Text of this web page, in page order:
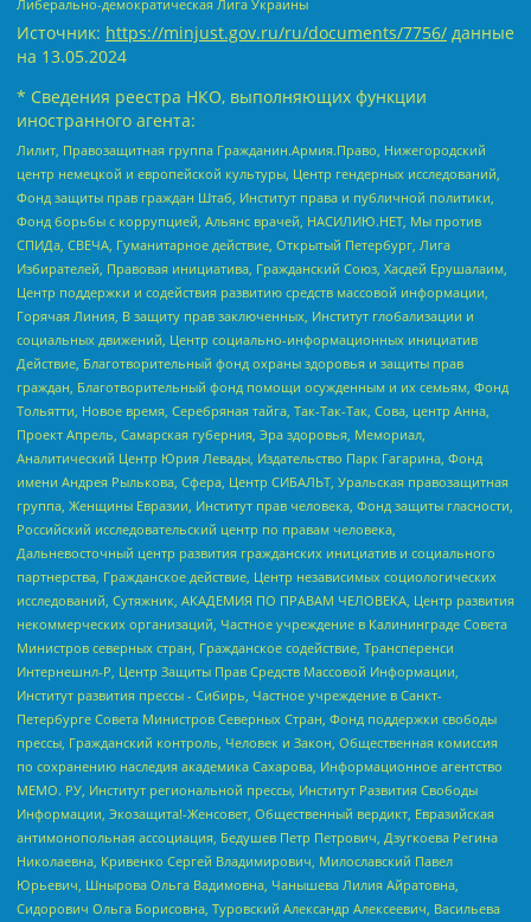
Либерально-демократическая Лига Украины
Источник: https://minjust.gov.ru/ru/documents/7756/ данные
на 13.05.2024
* Сведения реестра НКО, выполняющих функции
иностранного агента:
Лилит, Правозащитная группа Гражданин.Армия.Право, Нижегородский
центр немецкой и европейской культуры, Центр гендерных исследований,
Фонд защиты прав граждан Штаб, Институт права и публичной политики,
Фонд борьбы с коррупцией, Альянс врачей, НАСИЛИЮ.НЕТ, Мы против
СПИДа, СВЕЧА, Гуманитарное действие, Открытый Петербург, Лига
Избирателей, Правовая инициатива, Гражданский Союз, Хасдей Ерушалаим,
Центр поддержки и содействия развитию средств массовой информации,
Горячая Линия, В защиту прав заключенных, Институт глобализации и
социальных движений, Центр социально-информационных инициатив
Действие, Благотворительный фонд охраны здоровья и защиты прав
граждан, Благотворительный фонд помощи осужденным и их семьям, Фонд
Тольятти, Новое время, Серебряная тайга, Так-Так-Так, Сова, центр Анна,
Проект Апрель, Самарская губерния, Эра здоровья, Мемориал,
Аналитический Центр Юрия Левады, Издательство Парк Гагарина, Фонд
имени Андрея Рылькова, Сфера, Центр СИБАЛЬТ, Уральская правозащитная
группа, Женщины Евразии, Институт прав человека, Фонд защиты гласности,
Российский исследовательский центр по правам человека,
Дальневосточный центр развития гражданских инициатив и социального
партнерства, Гражданское действие, Центр независимых социологических
исследований, Сутяжник, АКАДЕМИЯ ПО ПРАВАМ ЧЕЛОВЕКА, Центр развития
некоммерческих организаций, Частное учреждение в Калининграде Совета
Министров северных стран, Гражданское содействие, Трансперенси
Интернешнл-Р, Центр Защиты Прав Средств Массовой Информации,
Институт развития прессы - Сибирь, Частное учреждение в Санкт-
Петербурге Совета Министров Северных Стран, Фонд поддержки свободы
прессы, Гражданский контроль, Человек и Закон, Общественная комиссия
по сохранению наследия академика Сахарова, Информационное агентство
МЕМО. РУ, Институт региональной прессы, Институт Развития Свободы
Информации, Экозащита!-Женсовет, Общественный вердикт, Евразийская
антимонопольная ассоциация, Бедушев Петр Петрович, Дзугкоева Регина
Николаевна, Кривенко Сергей Владимирович, Милославский Павел
Юрьевич, Шнырова Ольга Вадимовна, Чанышева Лилия Айратовна,
Сидорович Ольга Борисовна, Туровский Александр Алексеевич, Васильева